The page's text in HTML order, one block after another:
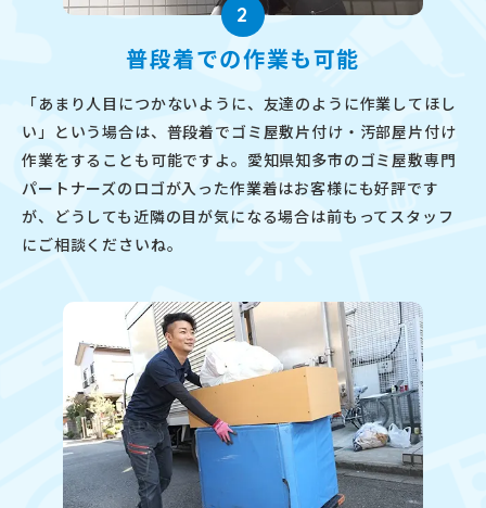
2
普段着での作業も可能
「あまり人目につかないように、友達のように作業してほし
い」という場合は、普段着でゴミ屋敷片付け・汚部屋片付け
作業をすることも可能ですよ。愛知県知多市のゴミ屋敷専門
パートナーズのロゴが入った作業着はお客様にも好評です
が、どうしても近隣の目が気になる場合は前もってスタッフ
にご相談くださいね。